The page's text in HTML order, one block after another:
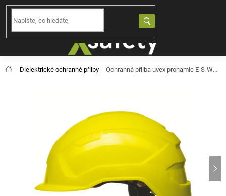
Přejít
obsah
Domů
Dielektrické ochranné přilby Ochranná přilba uvex pronamic E-S-WR - žlutá